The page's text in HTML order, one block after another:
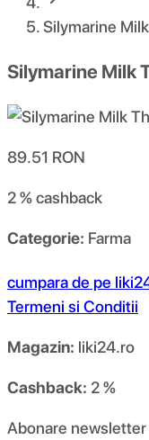
Silymarine
Silymarine Milk
89.51 RON
2 %cashback
Categorie: Farma
cumpara de pe
Termeni si Conditii
Magazin: liki24.ro
Cashback: 2 %
Abonare newsletter